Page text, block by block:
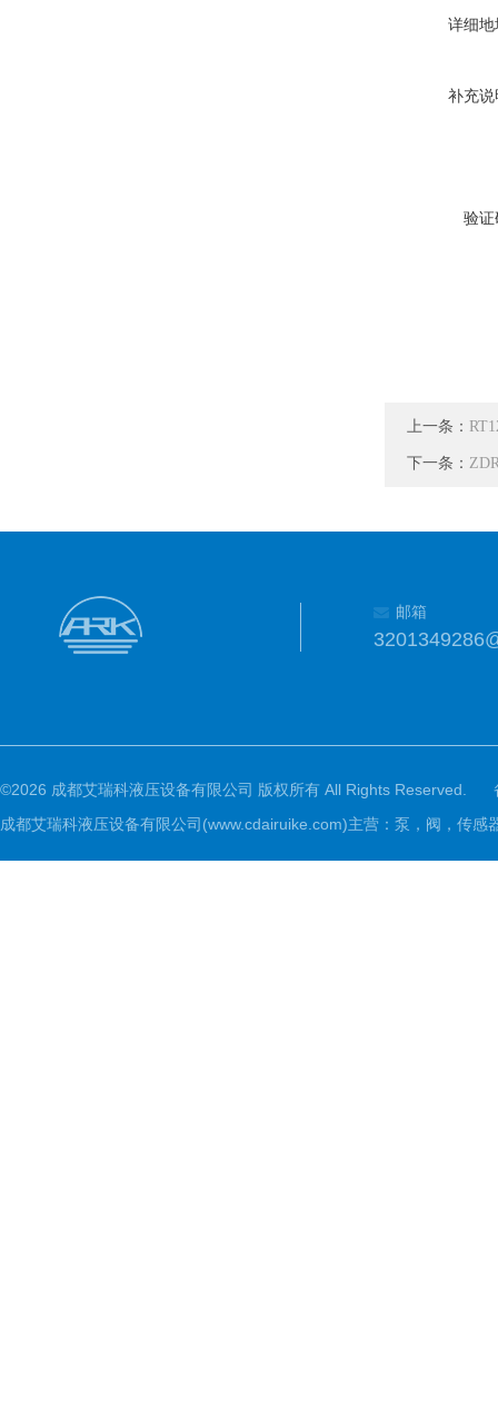
详细
补充
验
上一条：
下一条：
邮箱
©2026 成都艾瑞科液压设备有限公司 版权所有 All Rights Reserved.
成都艾瑞科液压设备有限公司(www.cdairuike.com)主营：泵，阀，传